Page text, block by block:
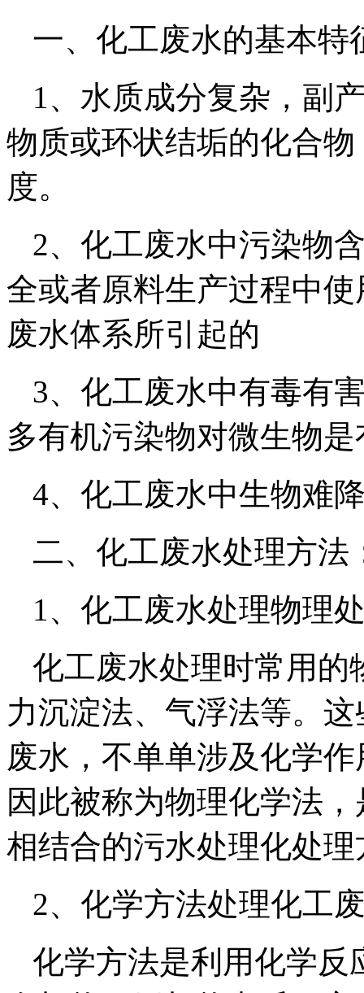
一、化工废水的基本特
1、水质成分复杂，副
物质或环状结垢的化合
度。
2、化工废水中污染物
全或者原料生产过程中
废水体系所引起的
3、化工废水中有毒有
多有机污染物对微生物
4、化工废水中生物难
二、化工废水处理方法
1、化工废水处理物理
化工废水处理时常用的
力沉淀法、气浮法等。
废水，不单单涉及化学
因此被称为物理化学法
相结合的污水处理化处
2、化学方法处理化工
化学方法是利用化学反